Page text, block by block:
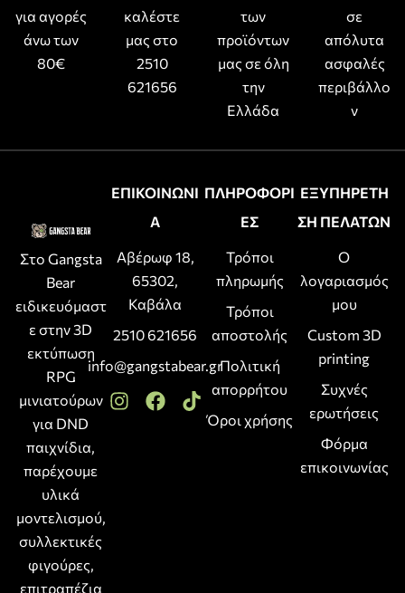
για αγορές
άνω των
80€
καλέστε
μας στο
2510
621656
των
προϊόντων
μας σε όλη
την
Ελλάδα
σε
απόλυτα
ασφαλές
περιβάλλο
ν
Στο Gangsta
Bear
ειδικευόμαστ
ε στην 3D
εκτύπωση
RPG
μινιατούρων
για DND
παιχνίδια,
παρέχουμε
υλικά
μοντελισμού,
συλλεκτικές
φιγούρες,
επιτραπέζια
ΕΠΙΚΟΙΝΩΝΙ
Α
Αβέρωφ 18,
65302,
Καβάλα
2510 621656
info@gangstabear.gr
ΠΛΗΡΟΦΟΡΙ
ΕΣ
Τρόποι
πληρωμής
Τρόποι
αποστολής
Πολιτική
απορρήτου
Όροι χρήσης
ΕΞΥΠΗΡΕΤΗ
ΣΗ ΠΕΛΑΤΩΝ
Ο
λογαριασμός
μου
Custom 3D
printing
Συχνές
ερωτήσεις
Φόρμα
επικοινωνίας